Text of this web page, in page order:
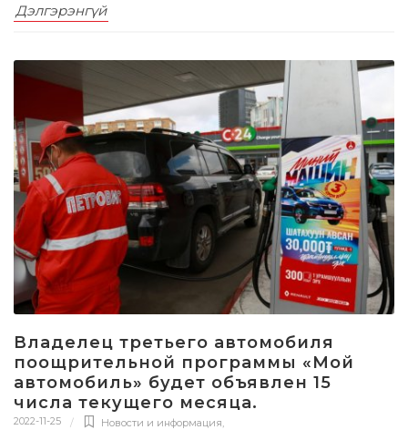
Дэлгэрэнгүй
Владелец третьего автомобиля
поощрительной программы «Мой
автомобиль» будет объявлен 15
числа текущего месяца.
2022-11-25 Новости и информация